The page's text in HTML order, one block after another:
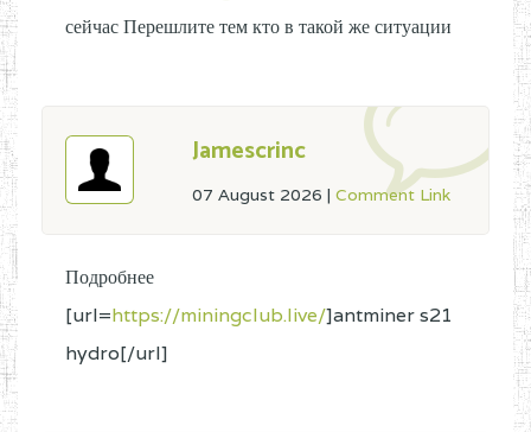
сейчас Перешлите тем кто в такой же ситуации
Jamescrinc
07 August 2026 | Comment Link
Подробнее
[url=https://miningclub.live/]antminer s21
hydro[/url]